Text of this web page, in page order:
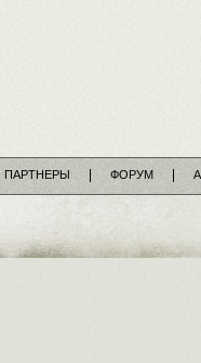
ПАРТНЕРЫ ФОРУМ